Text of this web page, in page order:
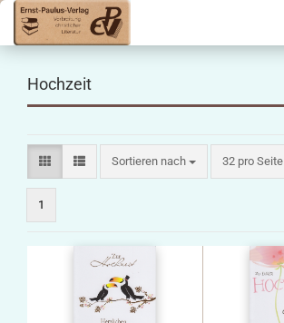
Hochzeit
Sortieren nach
Sortieren nach 32 pro Seite
pro Seite
1